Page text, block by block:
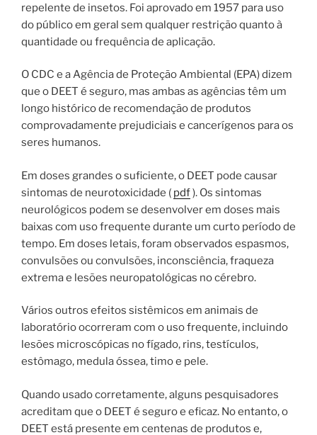
repelente de insetos. Foi aprovado em 1957 para uso
do público em geral sem qualquer restrição quanto à
quantidade ou frequência de aplicação.
O CDC e a Agência de Proteção Ambiental (EPA) dizem
que o DEET é seguro, mas ambas as agências têm um
longo histórico de recomendação de produtos
comprovadamente prejudiciais e cancerígenos para os
seres humanos.
Em doses grandes o suficiente, o DEET pode causar
sintomas de neurotoxicidade ( pdf). Os sintomas
neurológicos podem se desenvolver em doses mais
baixas com uso frequente durante um curto período de
tempo. Em doses letais, foram observados espasmos,
convulsões ou convulsões, inconsciência, fraqueza
extrema e lesões neuropatológicas no cérebro.
Vários outros efeitos sistêmicos em animais de
laboratório ocorreram com o uso frequente, incluindo
lesões microscópicas no fígado, rins, testículos,
estômago, medula óssea, timo e pele.
Quando usado corretamente, alguns pesquisadores
acreditam que o DEET é seguro e eficaz. No entanto, o
DEET está presente em centenas de produtos e,